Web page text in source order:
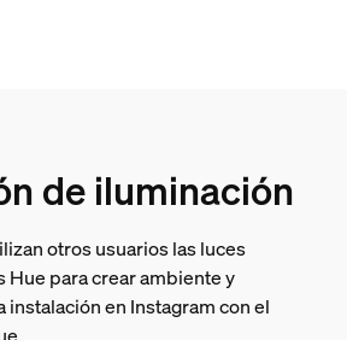
de iluminación
otros usuarios las luces
para crear ambiente y
en Instagram con el